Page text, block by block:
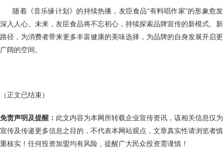
随着《音乐缘计划》的持续热播，友臣食品“有料唱作家”的形象愈发
深入人心。未来，友臣食品将不忘初心，持续探索品牌宣传的新模式、新
路径，为消费者带来更多丰富健康的美味选择，为品牌的自身发展开启更
广阔的空间。
（正文已结束）
免责声明及提醒： 此文内容为本网所转载企业宣传资讯，该相关信息仅为
宣传及传递更多信息之目的，不代表本网站观点，文章真实性请浏览者慎
重核实！任何投资加盟均有风险，提醒广大民众投资需谨慎！